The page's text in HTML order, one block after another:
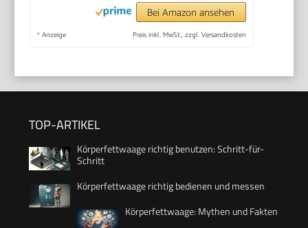
Bei Amazon ansehen
* Anzeige Preis inkl. MwSt., zzgl. Versandkosten
TOP-ARTIKEL
Körperfettwaage richtig benutzen: Schritt-für-
Schritt
Körperfettwaage richtig bedienen und messen
Körperfettwaage: Mythen und Fakten